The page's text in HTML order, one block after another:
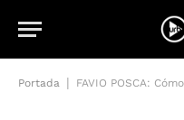
Portada FAVIO POSCA: Cómo se crearon «Pitito» y